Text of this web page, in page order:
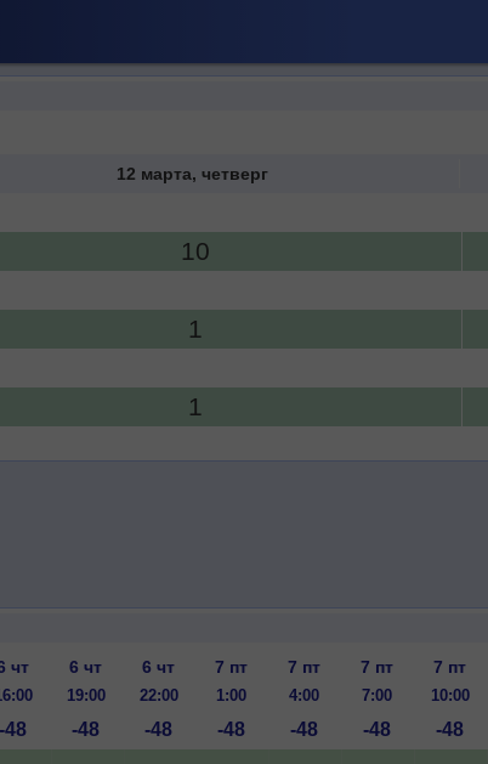
12 марта, четверг
10
1
1
чт 6 чт 6 чт 7 пт 7 пт 7 пт 7 пт
19:00 22:00 1:00 4:00 7:00 10:00
-48 -48 -48 -48 -48 -48 -48